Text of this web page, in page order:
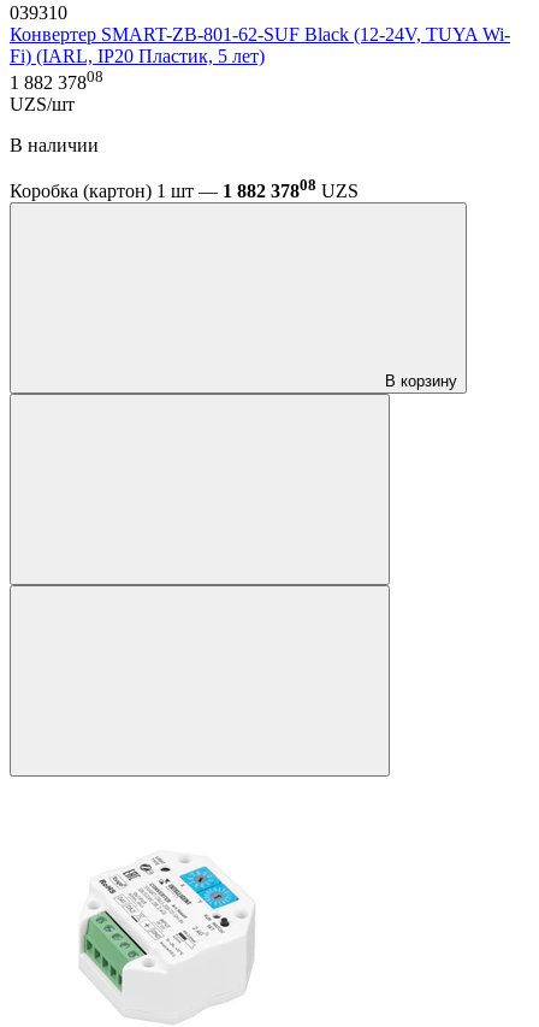
039310
Конвертер SMART-ZB-801-62-SUF Black (12-24V, TUYA Wi-
Fi) (IARL, IP20 Пластик, 5 лет)
1 882 37808
UZS/шт
В наличии
Коробка (картон) 1 шт — 1 882 37808 UZS
В корзину